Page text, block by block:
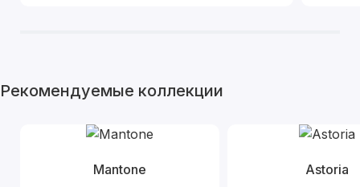
Рекомендуемые коллекции
Mantone Astoria